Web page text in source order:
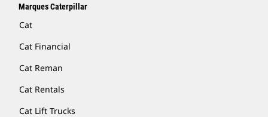
Marques Caterpillar
Cat
Cat Financial
Cat Reman
Cat Rentals
Cat Lift Trucks